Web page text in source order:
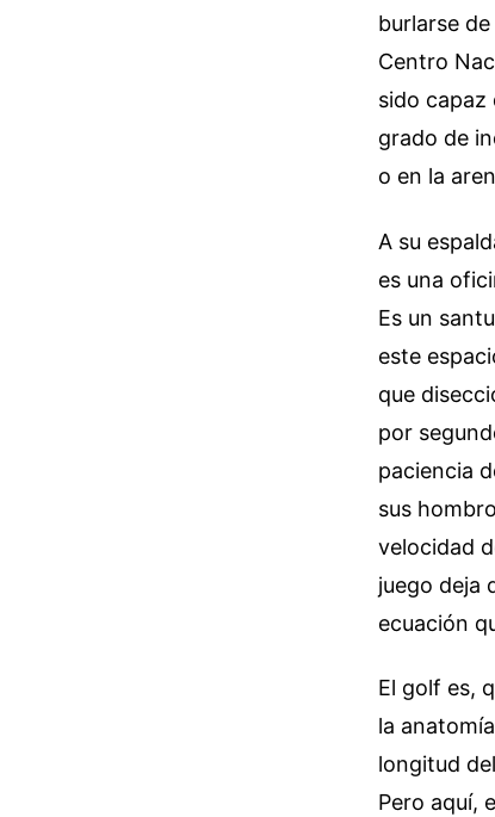
burlarse
Centro
sido capaz
grado de
o en la
A su
es una
Es un
este
que
por
paciencia
sus
velocidad
juego deja
ecuación
El golf es,
la
longitud
Pero aquí,